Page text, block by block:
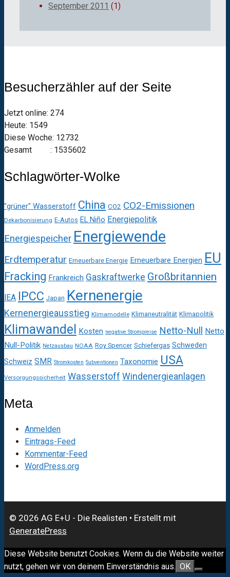
September 2011 (1)
Besucherzähler auf der Seite
Jetzt online: 274
Heute: 1549
Diese Woche: 12732
Gesamt : 1535602
Schlagwörter-Wolke
"grüner" Wasserstoff China CO2 CO2-Emissionen
Dekarbonisierung E-Autos EL Niño Energiepolitik
Energiespeicher Energiewende
Erdtemperatur Erneuerbare Energie Erneuerbare Energien EU
Fracking Frankreich Gaskraftwerke Großbritannien
IEA IPCC Japan Kernenergie
Kernenergieausstieg Klimamodelle Klimaneutralität Klimapolitik
Klimawandel Kosten negative Strompreise Netto-Null
Netto
Null-Politik Netzausbau NOAA Roy Spencer Schiefergas Schweden
Schweiz SMR Stromkosten Subventionen Taxonomie USA
Versorgungssicherheit Wasserstoff Windenergieanlagen
Meta
Anmelden
Eintrags-Feed
Kommentar-Feed
WordPress.org
© 2026 AG E+U - Die Realisten • Erstellt mit
GeneratePress
Diese Website benutzt Cookies. Wenn du die Website weiter
nutzt, gehen wir von deinem Einverständnis aus. OK